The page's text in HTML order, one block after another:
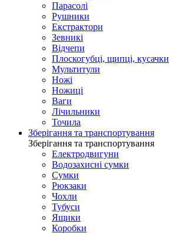
Парасолі
Рушники
Екстрактори
Зевникі
Відчепи
Плоскогубці, щипці, кусачки
Мультитули
Ножі
Ножиці
Ваги
Лічильники
Точила
Зберігання та транспортування
Зберігання та транспортування
Електродвигуни
Водозахисні сумки
Сумки
Рюкзаки
Чохли
Тубуси
Ящики
Коробки